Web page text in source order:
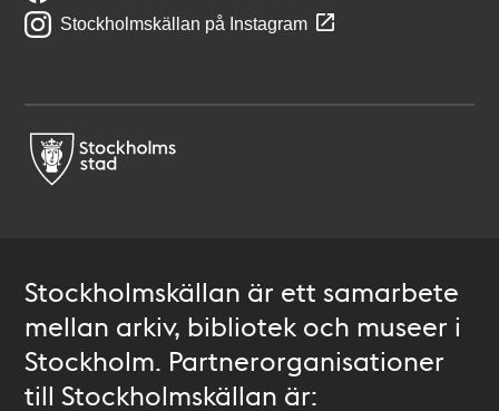
Stockholmskällan på Instagram
Stockholmskällan är ett samarbete
mellan arkiv, bibliotek och museer i
Stockholm. Partnerorganisationer
till Stockholmskällan är: